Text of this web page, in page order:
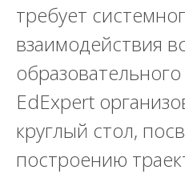
требует
взаимодействия
EdExpert
круглый стол,
построению